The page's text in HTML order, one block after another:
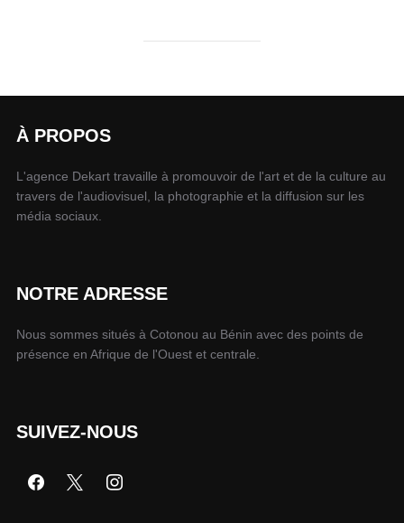
À PROPOS
L'agence Dekart travaille à promouvoir de l'art et de la culture au
travers de l'audiovisuel, la photographie et la diffusion sur les
média sociaux.
NOTRE ADRESSE
Nous sommes situés à Cotonou au Bénin avec des points de
présence en Afrique de l'Ouest et centrale.
SUIVEZ-NOUS